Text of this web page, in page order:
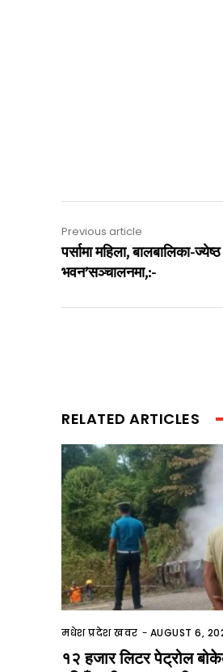
Previous article
पर्सामा महिला, बालबालिका-
भवन’सञ्चालनमा,:-
RELATED ARTICLES
मधेश प्रदेश खवर - AUGUST 6,
१२ हजार लिटर पेट्रोल